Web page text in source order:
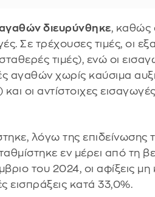
αγαθών διευρύνθηκε, καθώς
Σε τρέχουσες τιμές, οι
τιμές), ενώ οι
αγαθών χωρίς καύσιμα
οι αντίστοιχες
λόγω της επιδείνωσης
εν μέρει από τη
του 2024, οι αφίξεις μη
εισπράξεις κατά 33,0%.